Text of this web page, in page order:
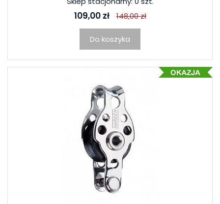
109,00 zł 148,00 zł
Do koszyka